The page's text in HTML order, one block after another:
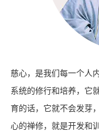
慈心，是我们每一个人
系统的修行和培养，它
育的话，它就不会发芽
心的禅修，就是开发和